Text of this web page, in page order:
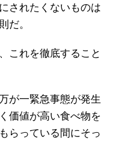
されたくないものは
だ。
これを徹底すること
が一緊急事態が発生
価値が高い食べ物を
らっている間にそっ